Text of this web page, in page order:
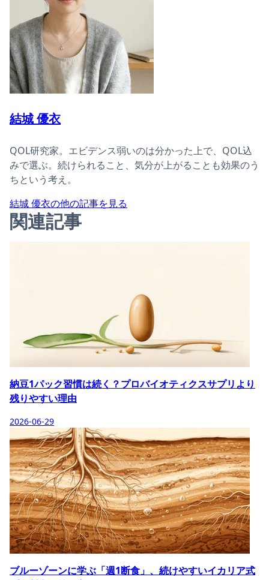
結城 優衣
QOL研究家。エビデンス弱いのは分かった上で、QOL込
みで選ぶ。続けられること、気分が上がることも効果のう
ちという考え。
結城 優衣の他の記事を見る
関連記事
納豆1パック習慣は続く？プロバイオティクスサプリより
残りやすい理由
2026-06-29
ブルーゾーンに学ぶ「週1断食」、続けやすいイカリア式